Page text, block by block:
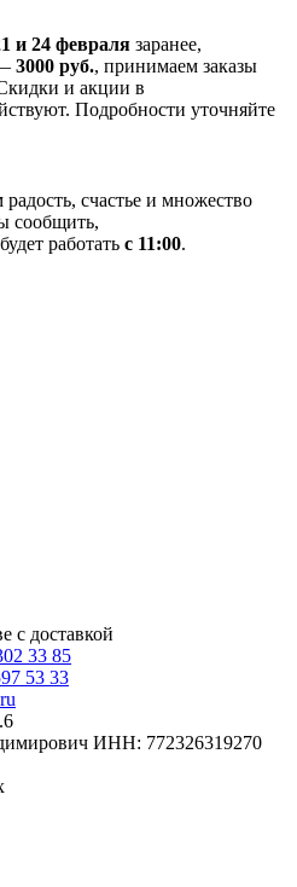
и 24 февраля заранее,
3000 руб., принимаем заказы
и акции в
Подробности уточняйте
счастье и множество
сообщить,
работать с 11:00.
с доставкой
33 85
53 33
ИНН: 772326319270